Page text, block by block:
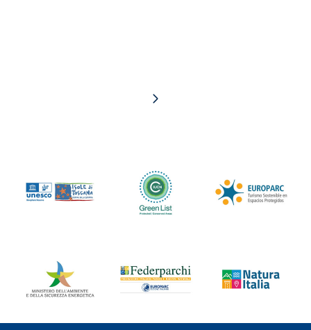
Pagina successiva